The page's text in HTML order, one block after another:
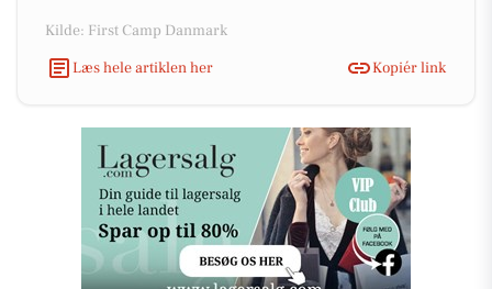
Kilde: First Camp Danmark
Læs hele artiklen her
Kopiér link